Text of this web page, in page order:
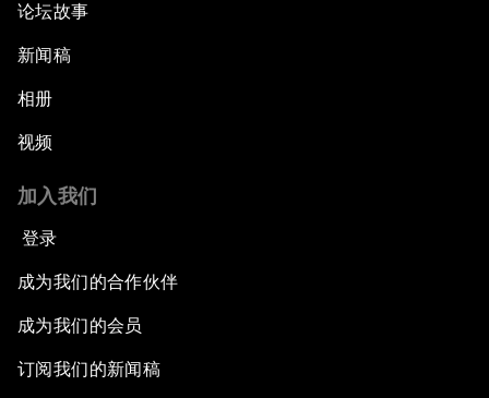
论坛故事
新闻稿
相册
视频
加入我们
登录
成为我们的合作伙伴
成为我们的会员
订阅我们的新闻稿